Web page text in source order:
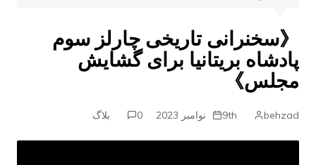
《سخنرانی تاریخی چارلز سوم
پادشاه بریتانیا برای گشایش
مجلس》
behzad 9th نوامبر 2023 0 بلاگ